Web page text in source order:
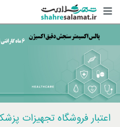
اعتبار فروشگاه تجهیزات